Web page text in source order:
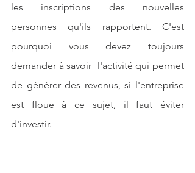
les inscriptions des nouvelles
personnes qu'ils rapportent. C'est
pourquoi vous devez toujours
demander à savoir  l'activité qui permet
de générer des revenus, si l'entreprise
est floue à ce sujet, il faut éviter
d'investir.